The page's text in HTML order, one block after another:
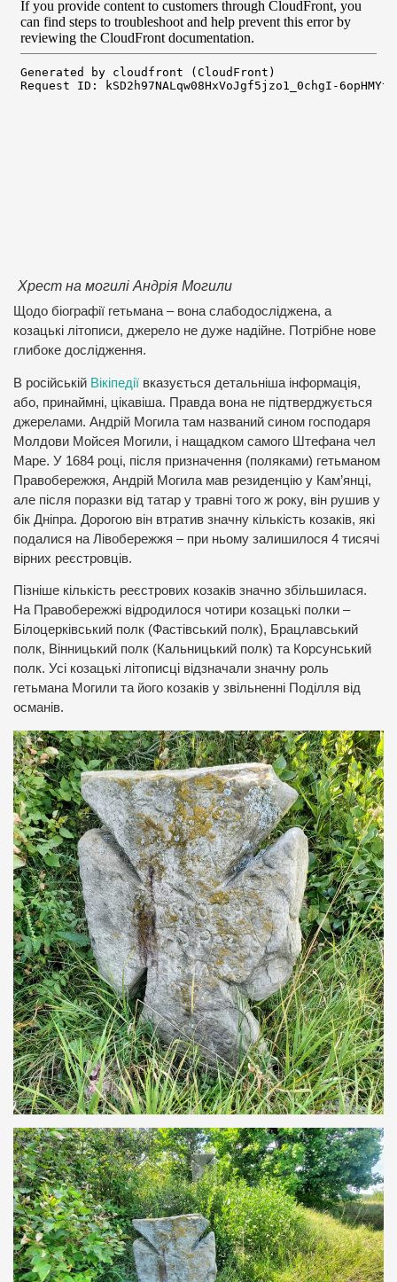
Хрест на могилі Андрія Могили
Щодо біографії гетьмана – вона слабодосліджена, а
козацькі літописи, джерело не дуже надійне. Потрібне нове
глибоке дослідження.
В російській Вікіпедії вказується детальніша інформація,
або, принаймні, цікавіша. Правда вона не підтверджується
джерелами. Андрій Могила там названий сином господаря
Молдови Мойсея Могили, і нащадком самого Штефана чел
Маре. У 1684 році, після призначення (поляками) гетьманом
Правобережжя, Андрій Могила мав резиденцію у Кам’янці,
але після поразки від татар у травні того ж року, він рушив у
бік Дніпра. Дорогою він втратив значну кількість козаків, які
подалися на Лівобережжя – при ньому залишилося 4 тисячі
вірних реєстровців.
Пізніше кількість реєстрових козаків значно збільшилася.
На Правобережжі відродилося чотири козацькі полки –
Білоцерківський полк (Фастівський полк), Брацлавський
полк, Вінницький полк (Кальницький полк) та Корсунський
полк. Усі козацькі літописці відзначали значну роль
гетьмана Могили та його козаків у звільненні Поділля від
османів.